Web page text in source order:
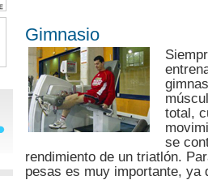
Gimnasio
total,
se
rendimiento de un triatlón.
pesas es muy importante,